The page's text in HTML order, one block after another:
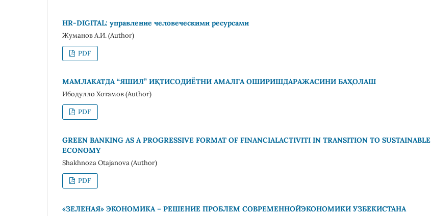
HR-DIGITAL: управление человеческими ресурсами
Жуманов А.И. (Author)
PDF
МАМЛАКАТДА “ЯШИЛ” ИҚТИСОДИЁТНИ АМАЛГА ОШИРИШДАРАЖАСИНИ БАҲОЛАШ
Ибодулло Хотамов (Author)
PDF
GREEN BANKING AS A PROGRESSIVE FORMAT OF FINANCIALACTIVITI IN TRANSITION TO SUSTAINABLE
ECONOMY
Shakhnoza Otajanova (Author)
PDF
«ЗЕЛЕНАЯ» ЭКОНОМИКА – РЕШЕНИЕ ПРОБЛЕМ СОВРЕМЕННОЙЭКОНОМИКИ УЗБЕКИСТАНА